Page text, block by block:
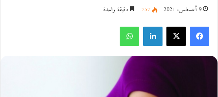
9 أغسطس، 2021 757 دقيقة واحدة
فيسبوك